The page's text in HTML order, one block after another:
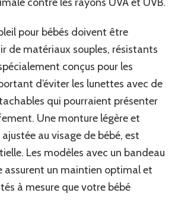
pour bébés doivent être
de matériaux souples, résistants
conçus pour les
d’éviter les lunettes avec de
qui pourraient présenter
Une monture légère et
au visage de bébé, est
Les modèles avec un bandeau
assurent un maintien optimal et
à mesure que votre bébé